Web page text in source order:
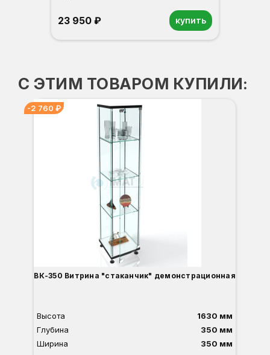
23 950 ₽ купить
С ЭТИМ ТОВАРОМ КУПИЛИ:
-2 760 ₽
ВК-350 Витрина "стаканчик" демонстрационная
Высота
1630 мм
Глубина
350 мм
Ширина
350 мм